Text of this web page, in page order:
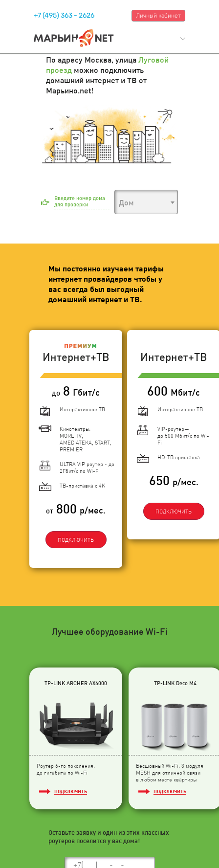
+7 (495) 363 - 2626 Личный кабинет
По адресу Москва, улицаЛуговой
проезд можно подключить
домашний интернет и ТВ от
Марьино.net!
Введите номер дома
для проверки
Дом
Мы постоянно изучаем тарифы
интернет провайдеров чтобы у
вас всегда был выгодный
домашний интернет и ТВ.
Интернет+ТВ
до 8 Гбит/с
Интерактивное ТВ
Кинотеатры:
MORE.TV,
AMEDIATEKA, START,
PREMIER
ULTRA VIP роутер - до
2Гбит/c по Wi-Fi
ТВ-приставка с 4K
от 800 р/мес.
ПОДКЛЮЧИТЬ
Интернет+ТВ
600 Мбит/с
Интерактивное ТВ
VIP-роутер—
до 500 Мбит/с по Wi-
Fi
HD-ТВ приставка
650 р/мес.
ПОДКЛЮЧИТЬ
Лучшее оборудование Wi-Fi
TP-LINK ARCHER AX6000
Роутер 6-го поколения:
до гигабита по Wi-Fi
ПОДКЛЮЧИТЬ
TP-LINK Deco M4
Бесшовный Wi-Fi: 3 модуля
МESH для отличной связи
в любом месте квартиры
ПОДКЛЮЧИТЬ
Оставьте заявку и один из этих классных
роутеров поселится у вас дома!